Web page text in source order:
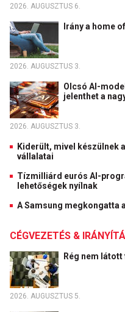
2026. AUGUSZTUS 6.
Irány a home
2026. AUGUSZTUS 3.
Olcsó AI-
jelenthet a
2026. AUGUSZTUS 3.
Kiderült, mivel készülnek
vállalatai
Tízmilliárd eurós AI-
lehetőségek nyílnak
A Samsung megkongatta
CÉGVEZETÉS &
Rég nem
2026. AUGUSZTUS 5.